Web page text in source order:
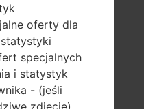
wymienny Li-Ion
oferty dla
specjalnych
i statystyk
- (jeśli